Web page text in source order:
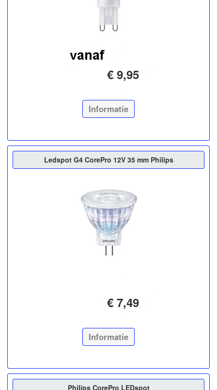
€ 9,95
Informatie
Ledspot G4 CorePro 12V 35 mm Philips
€ 7,49
Informatie
Philips CorePro LEDspot